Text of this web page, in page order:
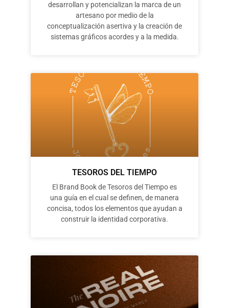
desarrollan y potencializan la marca de un
artesano por medio de la
conceptualización asertiva y la creación de
sistemas gráficos acordes y a la medida.
TESOROS DEL TIEMPO
El Brand Book de Tesoros del Tiempo es
una guía en el cual se definen, de manera
concisa, todos los elementos que ayudan a
construir la identidad corporativa.